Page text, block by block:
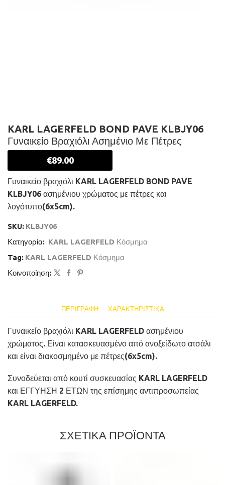
KARL LAGERFELD BOND PAVE KLBJY06
Γυναικείο Βραχιόλι Ασημένιο Με Πέτρες
€89.00
Γυναικείο βραχιόλι KARL LAGERFELD BOND PAVE
KLBJY06 ασημένιου χρώματος με πέτρες και
λογότυπο(6x5cm).
SKU: KLBJY06
Κατηγορία: KARL LAGERFELD Κόσμημα
Tag: KARL LAGERFELD Κόσμημα
Κοινοποίηση:
ΠΕΡΙΓΡΑΦΉ ΧΑΡΑΚΤΗΡΙΣΤΙΚΆ
Γυναικείο βραχιόλι KARL LAGERFELD ασημένιου
χρώματος. Είναι κατασκευασμένο από ανοξείδωτο ατσάλι
και είναι διακοσμημένο με πέτρες(6x5cm).
Συνοδεύεται από κουτί συσκευασίας KARL LAGERFELD
και ΕΓΓΥΗΣΗ 2 ΕΤΩΝ της επίσημης αντιπροσωπείας
KARL LAGERFELD.
ΣΧΕΤΙΚΑ ΠΡΟΪΟΝΤΑ